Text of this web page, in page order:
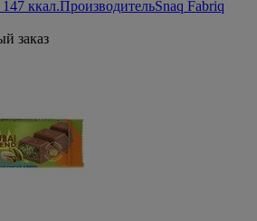
ккал.ПроизводительSnaq Fabriq
заказ